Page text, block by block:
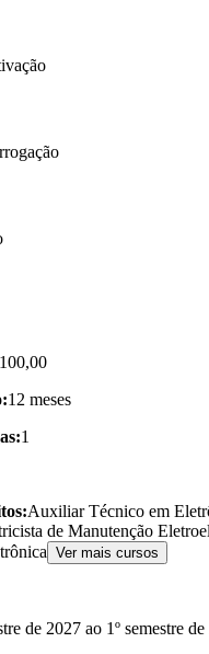
12 meses
1
Auxiliar Técnico em
de Manutenção
Ver mais cursos
de 2027 ao 1º semestre